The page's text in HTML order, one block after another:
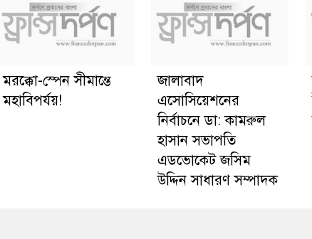
মরক্কো-স্পেন সীমান্তে
মহাবিপর্যয়!
জালাবাদ
এসোসিয়েশনের
নির্বাচনে ডা: কামরুল
হাসান সভাপতি
এডভোকেট জসিম
উদ্দিন সাধারণ সম্পাদক